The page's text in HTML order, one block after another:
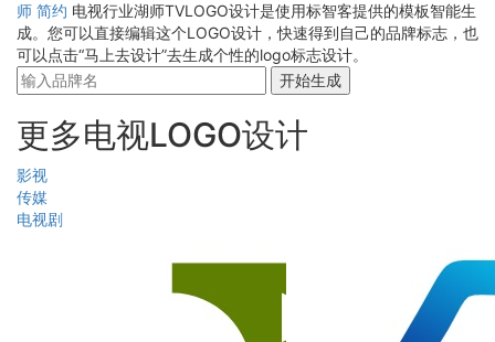
师 简约 电视行业湖师TVLOGO设计是使用标智客提供的模板智能生
成。您可以直接编辑这个LOGO设计，快速得到自己的品牌标志，也
可以点击“马上去设计”去生成个性的logo标志设计。
开始生成
更多电视LOGO设计
影视
传媒
电视剧